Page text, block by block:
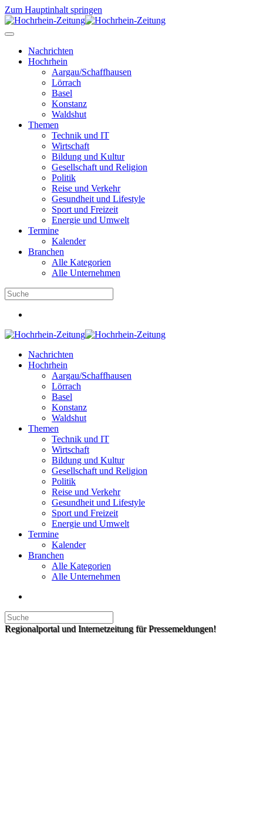
Zum Hauptinhalt springen
Nachrichten
Hochrhein
Aargau/Schaffhausen
Lörrach
Basel
Konstanz
Waldshut
Themen
Technik und IT
Wirtschaft
Bildung und Kultur
Gesellschaft und Religion
Politik
Reise und Verkehr
Gesundheit und Lifestyle
Sport und Freizeit
Energie und Umwelt
Termine
Kalender
Branchen
Alle Kategorien
Alle Unternehmen
Nachrichten
Hochrhein
Aargau/Schaffhausen
Lörrach
Basel
Konstanz
Waldshut
Themen
Technik und IT
Wirtschaft
Bildung und Kultur
Gesellschaft und Religion
Politik
Reise und Verkehr
Gesundheit und Lifestyle
Sport und Freizeit
Energie und Umwelt
Termine
Kalender
Branchen
Alle Kategorien
Alle Unternehmen
Regionalportal und Internetzeitung für Pressemeldungen!